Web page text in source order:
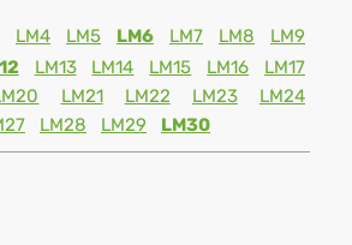
LM4 LM5 LM6 LM7 LM8
LM9
LM13 LM14 LM15 LM16
LM17
LM21 LM22 LM23
LM24
LM28 LM29 LM30